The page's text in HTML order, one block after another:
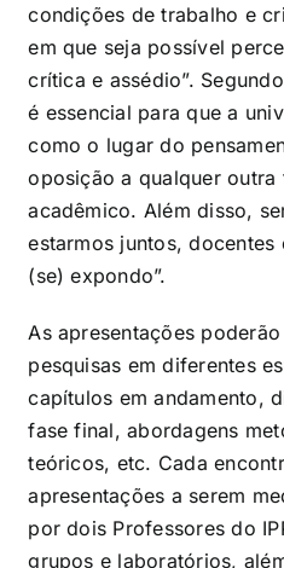
condições de trabalho e
em que seja possível
crítica e assédio”.
é essencial para que a
como o lugar do
oposição a qualquer
acadêmico. Além disso,
estarmos juntos,
(se) expondo”.
As apresentações
pesquisas em diferentes
capítulos em andamento,
fase final, abordagens
teóricos, etc. Cada
apresentações a serem
por dois Professores do
grupos e laboratórios,